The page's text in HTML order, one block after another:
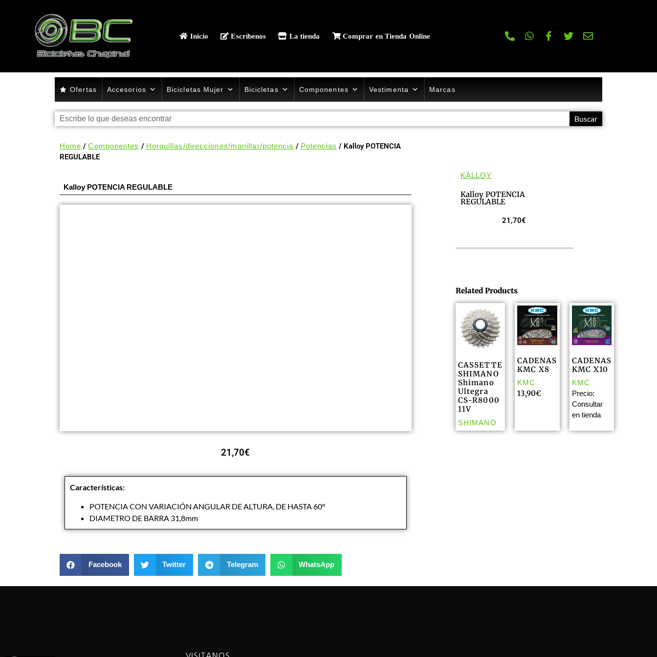
Inicio Escríbenos La tienda Comprar en Tienda Online
Ofertas Accesorios Bicicletas Mujer Bicicletas Componentes Vestimenta Marcas
Buscar
Home /Componentes / Horquillas/direcciones/manillar/potencia / Potencias / Kalloy POTENCIA
REGULABLE
Kalloy POTENCIA REGULABLE
21,70€
Características:
POTENCIA CON VARIACIÓN ANGULAR DE ALTURA, DE HASTA 60°
DIAMETRO DE BARRA 31,8mm
KALLOY
Kalloy POTENCIA
REGULABLE
21,70€
Related Products
CASSETTE
SHIMANO
Shimano
Ultegra
CS-R8000
11V
SHIMANO
CADENAS
KMC X8
KMC
13,90€
CADENAS
KMC X10
KMC
Precio:
Consultar
en tienda
Facebook Twitter Telegram WhatsApp